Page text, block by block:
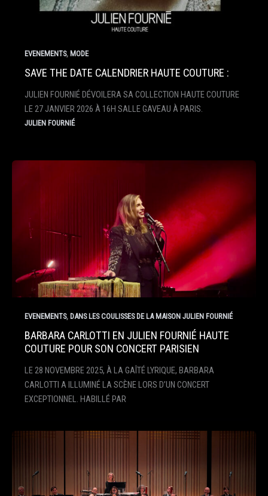
EVENEMENTS, MODE
SAVE THE DATE CALENDRIER HAUTE COUTURE :
JULIEN FOURNIÉ DÉVOILERA SA COLLECTION HAUTE COUTURE
LE 27 JANVIER 2026 À 16H SALLE GAVEAU À PARIS.
JULIEN FOURNIÉ
EVENEMENTS, DANS LES COULISSES DE LA MAISON JULIEN FOURNIÉ
BARBARA CARLOTTI EN JULIEN FOURNIÉ HAUTE
COUTURE POUR SON CONCERT PARISIEN
LE 28 NOVEMBRE 2025, À LA GAÎTÉ LYRIQUE, BARBARA
CARLOTTI A ILLUMINÉ LA SCÈNE LORS D’UN CONCERT
EXCEPTIONNEL. HABILLÉ PAR